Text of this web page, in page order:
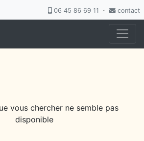
06 45 86 69 11 · contact
vous chercher ne semble pas
disponible